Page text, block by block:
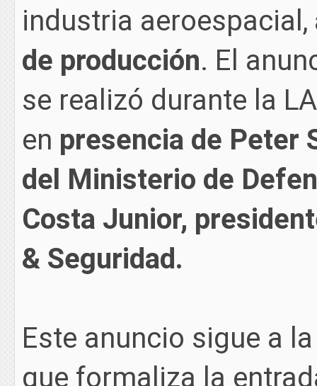
industria aeroespacial,
de producción. El
se realizó durante la
en presencia de Peter
del Ministerio de
Costa Junior,
& Seguridad.
Este anuncio sigue a
que formaliza la